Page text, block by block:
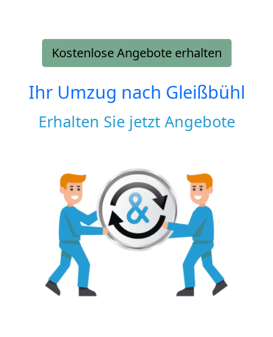
Kostenlose Angebote erhalten
Ihr Umzug nach Gleißbühl
Erhalten Sie jetzt Angebote